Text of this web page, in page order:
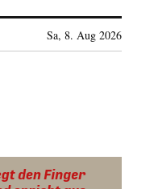
Sa, 8. Aug 2026